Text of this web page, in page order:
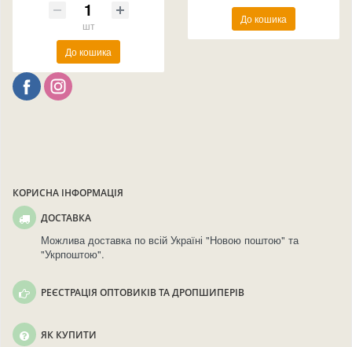
шт
До кошика
До кошика
КОРИСНА ІНФОРМАЦІЯ
ДОСТАВКА
Можлива доставка по всій Україні "Новою поштою" та
"Укрпоштою".
РЕЄСТРАЦІЯ ОПТОВИКІВ ТА ДРОПШИПЕРІВ
ЯК КУПИТИ